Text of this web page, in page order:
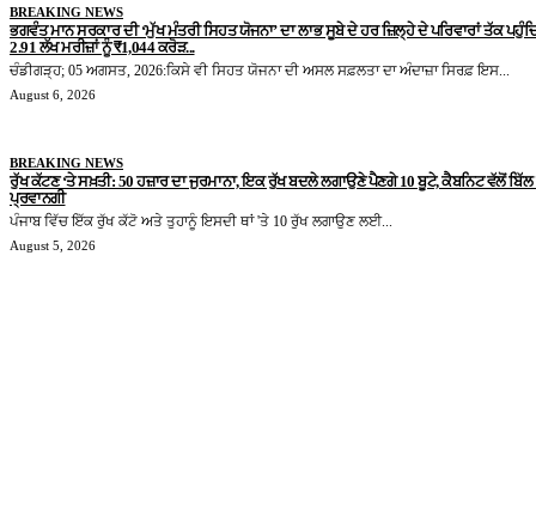
BREAKING NEWS
ਭਗਵੰਤ ਮਾਨ ਸਰਕਾਰ ਦੀ ‘ਮੁੱਖ ਮੰਤਰੀ ਸਿਹਤ ਯੋਜਨਾ’ ਦਾ ਲਾਭ ਸੂਬੇ ਦੇ ਹਰ ਜ਼ਿਲ੍ਹੇ ਦੇ ਪਰਿਵਾਰਾਂ ਤੱਕ
2.91 ਲੱਖ ਮਰੀਜ਼ਾਂ ਨੂੰ ₹1,044 ਕਰੋੜ...
ਚੰਡੀਗੜ੍ਹ; 05 ਅਗਸਤ, 2026:ਕਿਸੇ ਵੀ ਸਿਹਤ ਯੋਜਨਾ ਦੀ ਅਸਲ ਸਫ਼ਲਤਾ ਦਾ ਅੰਦਾਜ਼ਾ ਸਿਰਫ਼ ਇਸ...
August 6, 2026
BREAKING NEWS
ਰੁੱਖ ਕੱਟਣ ‘ਤੇ ਸਖ਼ਤੀ: 50 ਹਜ਼ਾਰ ਦਾ ਜੁਰਮਾਨਾ, ਇਕ ਰੁੱਖ ਬਦਲੇ ਲਗਾਉਣੇ ਪੈਣਗੇ 10 ਬੂਟੇ, ਕੈਬਨਿਟ ਵੱਲੋਂ ਬਿੱਲ
ਪ੍ਰਵਾਨਗੀ
ਪੰਜਾਬ ਵਿੱਚ ਇੱਕ ਰੁੱਖ ਕੱਟੋ ਅਤੇ ਤੁਹਾਨੂੰ ਇਸਦੀ ਥਾਂ 'ਤੇ 10 ਰੁੱਖ ਲਗਾਉਣ ਲਈ...
August 5, 2026